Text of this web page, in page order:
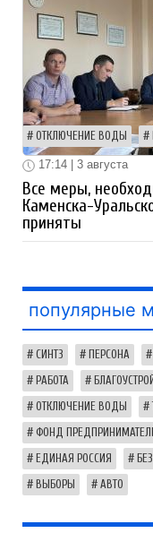
ОТКЛЮЧЕНИЕ ВОДЫ
17:14 | 3 августа
Все меры,
Каменска-
приняты
популярные
СИНТЗ ПЕРСОНА
РАБОТА
ОТКЛЮЧЕНИЕ ВОДЫ
ФОНД
ЕДИНАЯ РОССИЯ
ВЫБОРЫ АВТО